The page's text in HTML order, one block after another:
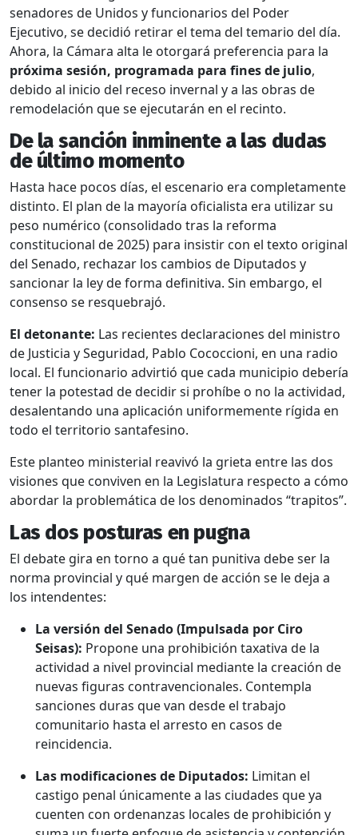
senadores de Unidos y funcionarios del Poder
Ejecutivo, se decidió retirar el tema del temario del día.
Ahora, la Cámara alta le otorgará preferencia para la
próxima sesión, programada para fines de julio,
debido al inicio del receso invernal y a las obras de
remodelación que se ejecutarán en el recinto.
De la sanción inminente a las dudas
de último momento
Hasta hace pocos días, el escenario era completamente
distinto. El plan de la mayoría oficialista era utilizar su
peso numérico (consolidado tras la reforma
constitucional de 2025) para insistir con el texto original
del Senado, rechazar los cambios de Diputados y
sancionar la ley de forma definitiva. Sin embargo, el
consenso se resquebrajó.
El detonante: Las recientes declaraciones del ministro
de Justicia y Seguridad, Pablo Cococcioni, en una radio
local. El funcionario advirtió que cada municipio debería
tener la potestad de decidir si prohíbe o no la actividad,
desalentando una aplicación uniformemente rígida en
todo el territorio santafesino.
Este planteo ministerial reavivó la grieta entre las dos
visiones que conviven en la Legislatura respecto a cómo
abordar la problemática de los denominados “trapitos”.
Las dos posturas en pugna
El debate gira en torno a qué tan punitiva debe ser la
norma provincial y qué margen de acción se le deja a
los intendentes:
La versión del Senado (Impulsada por Ciro
Seisas): Propone una prohibición taxativa de la
actividad a nivel provincial mediante la creación de
nuevas figuras contravencionales. Contempla
sanciones duras que van desde el trabajo
comunitario hasta el arresto en casos de
reincidencia.
Las modificaciones de Diputados: Limitan el
castigo penal únicamente a las ciudades que ya
cuenten con ordenanzas locales de prohibición y